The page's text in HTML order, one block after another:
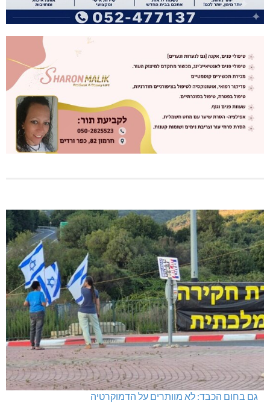
גם בחום הכבד: לא מוותרים על הדמוקרטיה